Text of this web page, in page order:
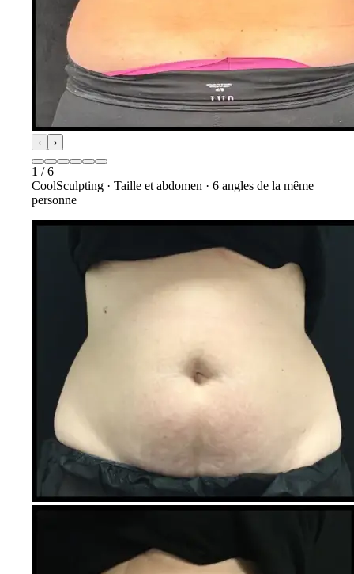
‹ ›
1 /6
CoolSculpting · Taille et abdomen · 6 angles de la même
personne